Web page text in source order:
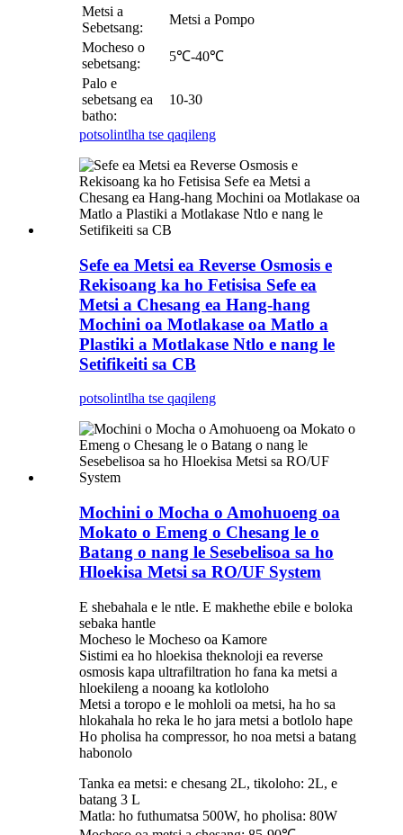
Metsi a
Sebetsang:
Metsi a Pompo
Mocheso o
sebetsang:
5℃-40℃
Palo e
sebetsang ea
batho:
10-30
potsolintlha tse qaqileng
Sefe ea Metsi ea Reverse Osmosis e
Rekisoang ka ho Fetisisa Sefe ea
Metsi a Chesang ea Hang-hang
Mochini oa Motlakase oa Matlo a
Plastiki a Motlakase Ntlo e nang le
Setifikeiti sa CB
potsolintlha tse qaqileng
Mochini o Mocha o Amohuoeng oa
Mokato o Emeng o Chesang le o
Batang o nang le Sesebelisoa sa ho
Hloekisa Metsi sa RO/UF System
E shebahala e le ntle. E makhethe ebile e boloka
sebaka hantle
Mocheso le Mocheso oa Kamore
Sistimi ea ho hloekisa theknoloji ea reverse
osmosis kapa ultrafiltration ho fana ka metsi a
hloekileng a nooang ka kotloloho
Metsi a toropo e le mohloli oa metsi, ha ho sa
hlokahala ho reka le ho jara metsi a botlolo hape
Ho pholisa ha compressor, ho noa metsi a batang
habonolo
Tanka ea metsi: e chesang 2L, tikoloho: 2L, e
batang 3 L
Matla: ho futhumatsa 500W, ho pholisa: 80W